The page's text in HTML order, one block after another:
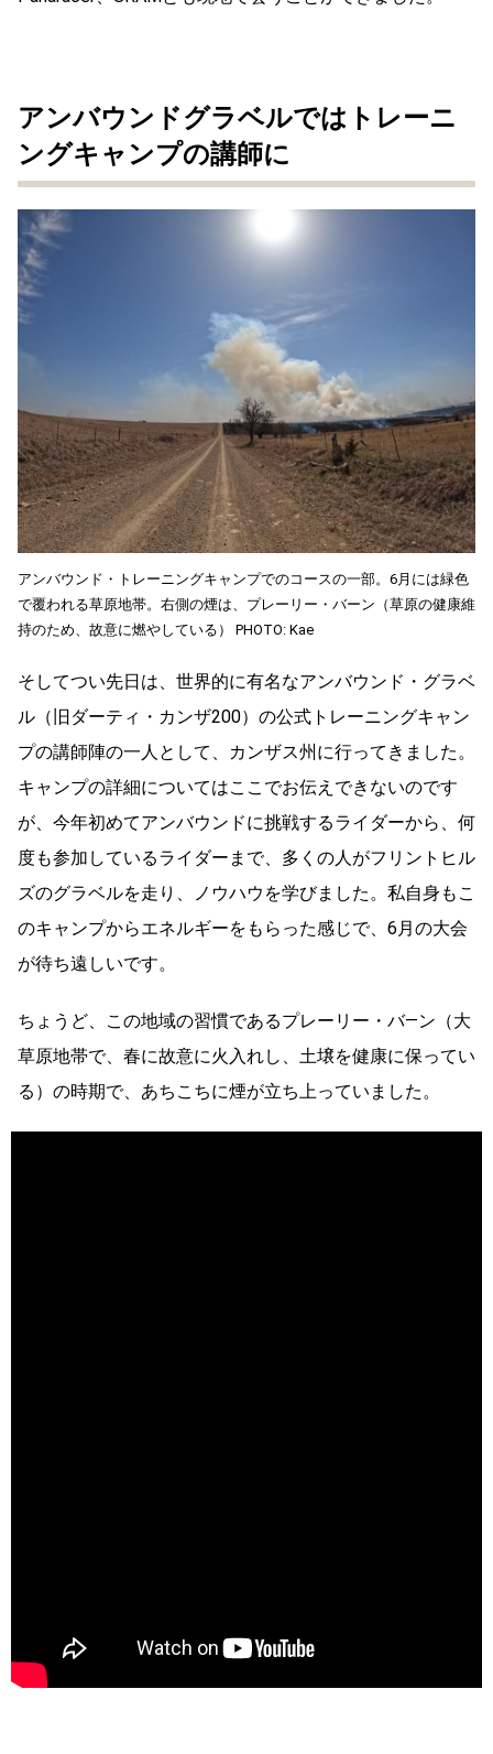
アンバウンドグラベルではトレーニ
ングキャンプの講師に
アンバウンド・トレーニングキャンプでのコースの一部。6月には緑色
で覆われる草原地帯。右側の煙は、プレーリー・バーン（草原の健康維
持のため、故意に燃やしている） PHOTO: Kae
そしてつい先日は、世界的に有名なアンバウンド・グラベ
ル（旧ダーティ・カンザ200）の公式トレーニングキャン
プの講師陣の一人として、カンザス州に行ってきました。
キャンプの詳細についてはここでお伝えできないのです
が、今年初めてアンバウンドに挑戦するライダーから、何
度も参加しているライダーまで、多くの人がフリントヒル
ズのグラベルを走り、ノウハウを学びました。私自身もこ
のキャンプからエネルギーをもらった感じで、6月の大会
が待ち遠しいです。
ちょうど、この地域の習慣であるプレーリー・バ―ン（大
草原地帯で、春に故意に火入れし、土壌を健康に保ってい
る）の時期で、あちこちに煙が立ち上っていました。